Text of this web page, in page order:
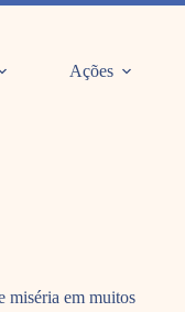
Ações
miséria em muitos